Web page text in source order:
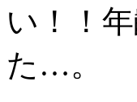
い！！
た…。